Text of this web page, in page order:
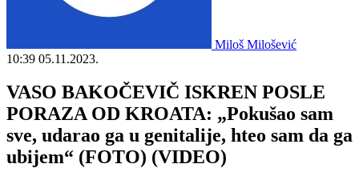
Miloš Milošević
10:39 05.11.2023.
VASO BAKOČEVIČ ISKREN POSLE
PORAZA OD KROATA: „Pokušao sam
sve, udarao ga u genitalije, hteo sam da ga
ubijem“ (FOTO) (VIDEO)